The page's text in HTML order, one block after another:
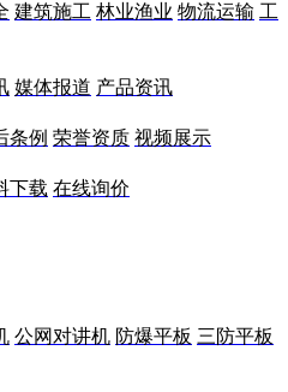
建筑施工 林业渔业 物流运输 工
媒体报道 产品资讯
条例 荣誉资质 视频展示
下载 在线询价
公网对讲机 防爆平板 三防平板